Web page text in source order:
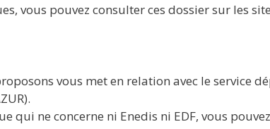
vous pouvez consulter ces dossier sur les
vous met en relation avec le service
qui ne concerne ni Enedis ni EDF, vous